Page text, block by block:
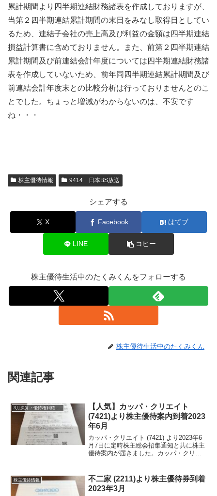
累計期間より四半期連結財務諸表を作成しておりますが、
当第２四半期連結累計期間の末日をみなし取得日としてい
るため、連結子会社の売上高及び利益の金額は四半期連結
損益計算書に含めておりません。また、前第２四半期連結
累計期間及び前連結会計年度については四半期連結財務諸
表を作成していないため、前年同四半期連結累計期間及び
前連結会計年度末との比較分析は行っておりませんとのこ
とでした。ちょっと増減がわからないのは、不安です
ね・・・
株主優待情報 9414 日本BS放送
シェアする
X Facebook はてブ
LINE コピー
株主優待生活中のたくみくんをフォローする
株主優待生活中のたくみくん
関連記事
3月決算・優待権利確定銘柄
【人気】カッパ・クリエイト
(7421)より株主優待案内到着2023
年6月
カッパ・クリエイト (7421) より2023年6
月7日に定時株主総会招集通知と共に株主
優待案内が届きました。カッパ・クリエ
パ・クリエイト (7421) は、...
株主優待情報
不二家 (2211)より株主優待券到着
2023年3月